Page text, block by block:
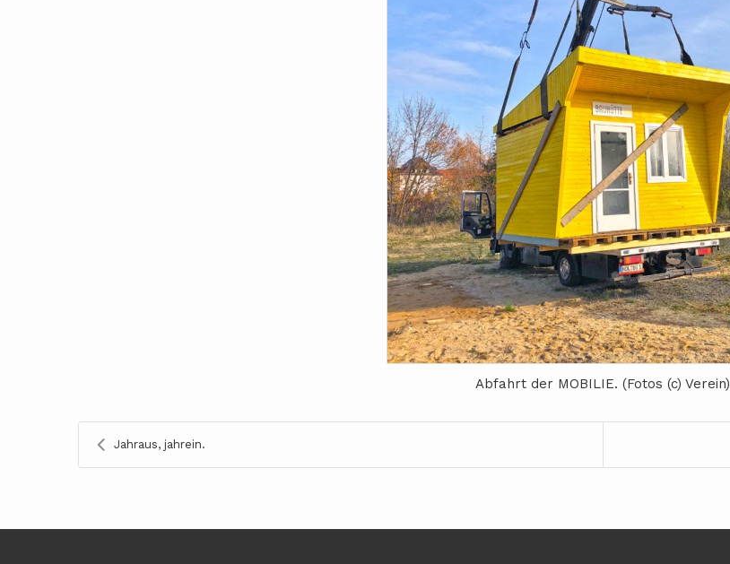
Abfahrt der MOBILIE. (Fotos (c) Verein)
Jahraus, jahrein.